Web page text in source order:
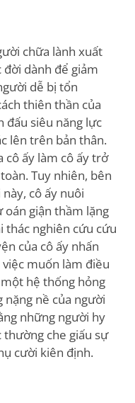
chữa lành xuất
đời dành để giảm
dễ bị tổn
thiên thần của
đấu siêu năng lực
lên trên bản thân.
cô ấy làm cô ấy trở
Tuy nhiên, bên
cô ấy nuôi
oán giận thầm lặng
thác nghiên cứu cứu
của cô ấy nhấn
muốn làm điều
hệ thống hỏng
nặng nề của người
những người hy
che giấu sự
cười kiên định.